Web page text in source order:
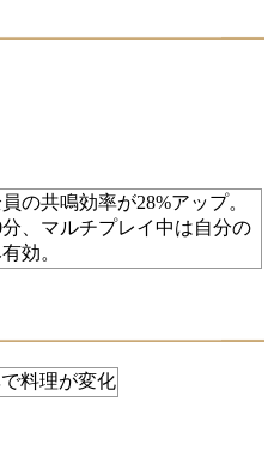
の共鳴効率が28%アップ。
、マルチプレイ中は自分の
効。
料理が変化